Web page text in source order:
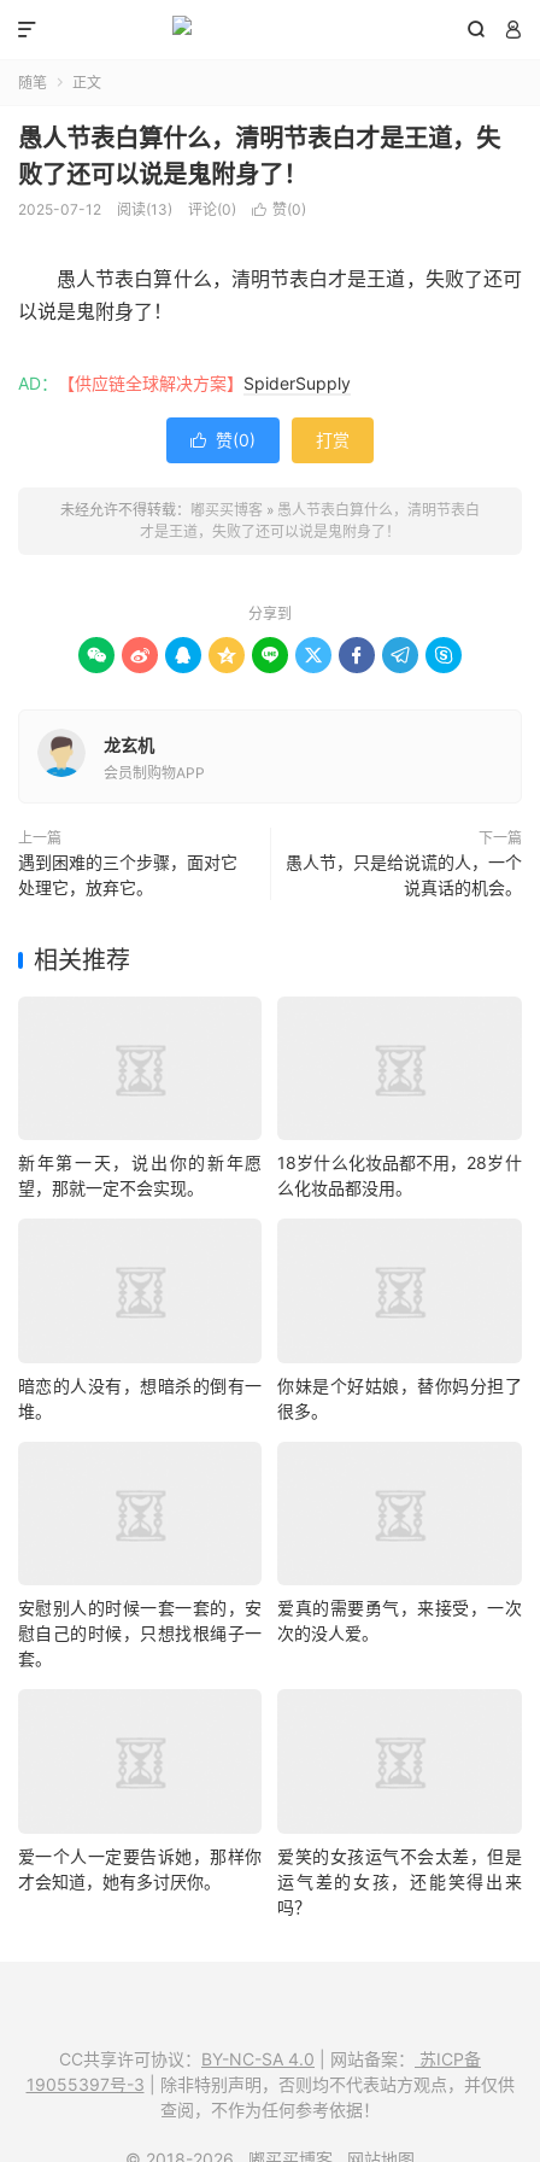
 

随笔  正文
愚人节表白算什么，清明节表白才是王道，失
败了还可以说是鬼附身了！
2025-07-12 阅读(13) 评论(0)  赞(0)
愚人节表白算什么，清明节表白才是王道，失败了还可
以说是鬼附身了！
AD： 【供应链全球解决方案】 SpiderSupply
 赞(0) 打赏
未经允许不得转载： 嘟买买博客 » 愚人节表白算什么，清明节表白
才是王道，失败了还可以说是鬼附身了！
分享到
        
龙玄机
会员制购物APP
上一篇
遇到困难的三个步骤，面对它
处理它，放弃它。
下一篇
愚人节，只是给说谎的人，一个
说真话的机会。
相关推荐
新年第一天，说出你的新年愿
望，那就一定不会实现。
18岁什么化妆品都不用，28岁什
么化妆品都没用。
暗恋的人没有，想暗杀的倒有一
堆。
你妹是个好姑娘，替你妈分担了
很多。
安慰别人的时候一套一套的，安
慰自己的时候，只想找根绳子一
套。
爱真的需要勇气，来接受，一次
次的没人爱。
爱一个人一定要告诉她，那样你
才会知道，她有多讨厌你。
爱笑的女孩运气不会太差，但是
运气差的女孩，还能笑得出来
吗？
CC共享许可协议： BY-NC-SA 4.0 | 网站备案：
苏ICP备
19055397号-3 | 除非特别声明，否则均不代表站方观点，并仅供
查阅，不作为任何参考依据！